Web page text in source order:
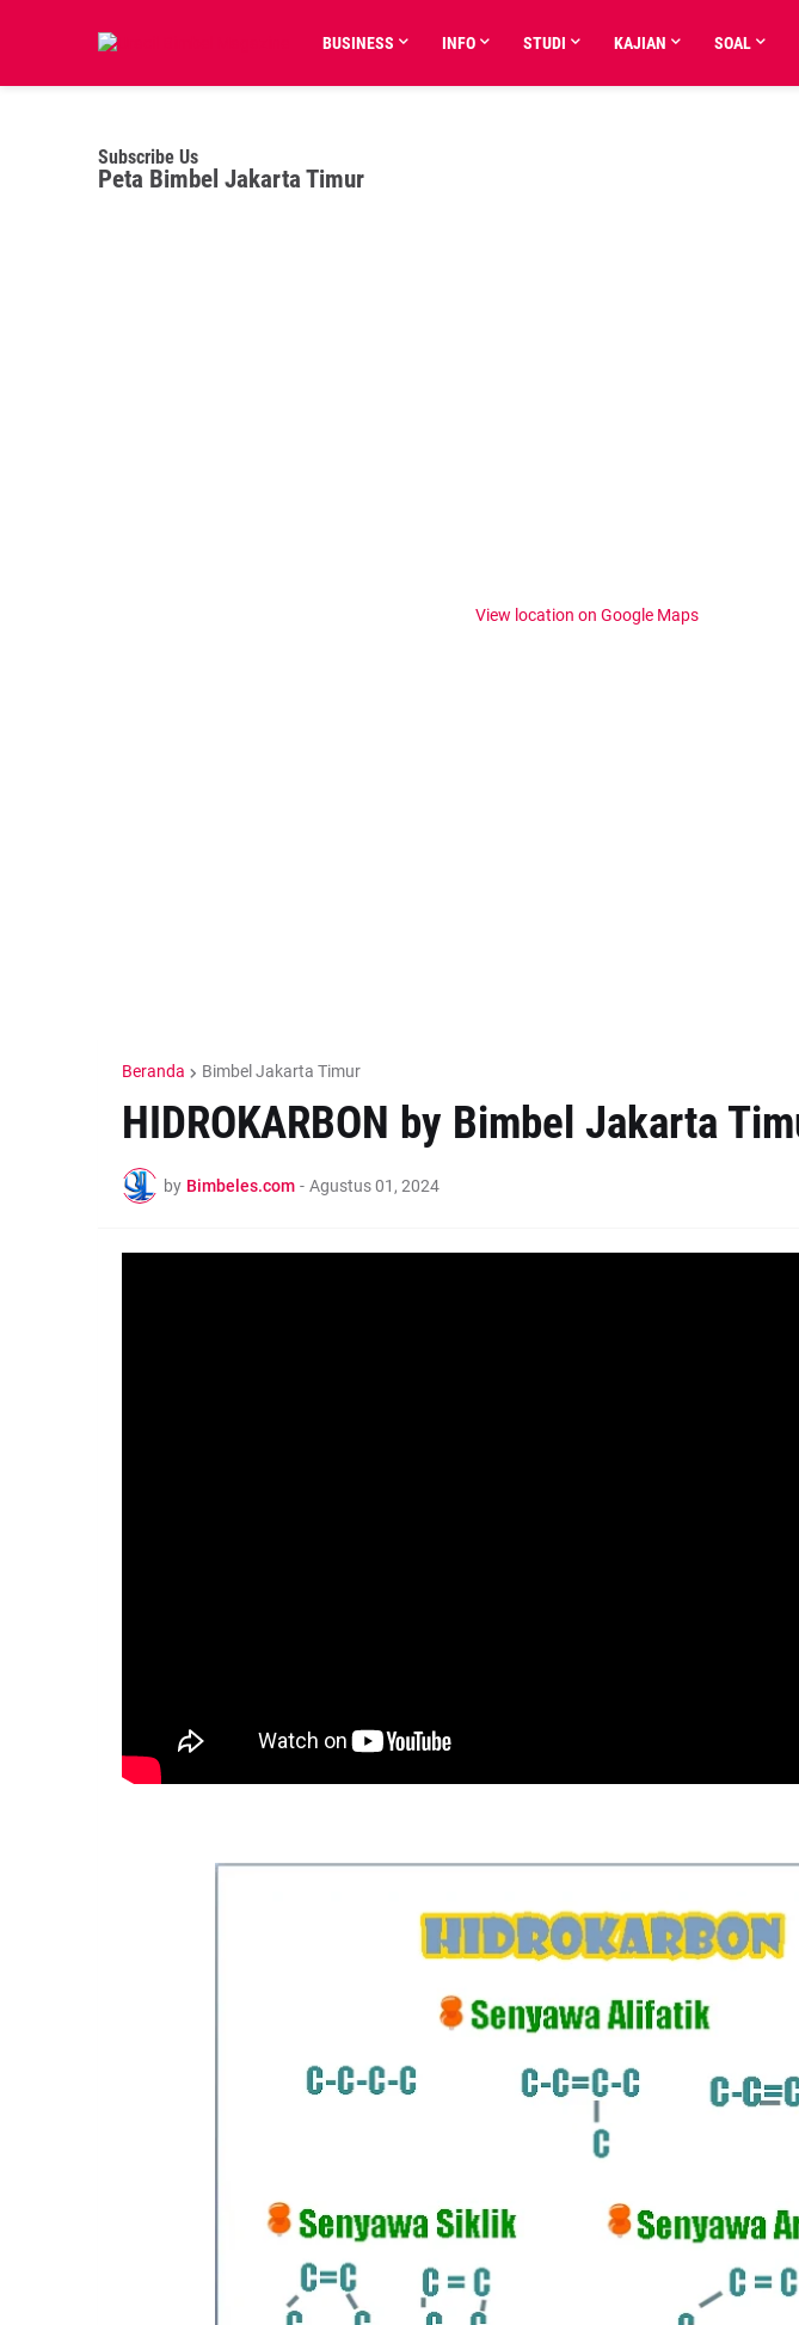
BUSINESS INFO STUDI KAJIAN SOAL
Subscribe Us
Peta Bimbel Jakarta Timur
View location on Google Maps
Beranda Bimbel Jakarta Timur
HIDROKARBON by Bimbel Jakarta
by Bimbeles.com - Agustus 01, 2024